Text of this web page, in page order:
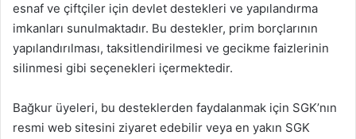
esnaf ve çiftçiler için devlet destekleri ve yapılandırma
imkanları sunulmaktadır. Bu destekler, prim borçlarının
yapılandırılması, taksitlendirilmesi ve gecikme faizlerinin
silinmesi gibi seçenekleri içermektedir.
Bağkur üyeleri, bu desteklerden faydalanmak için SGK’nın
resmi web sitesini ziyaret edebilir veya en yakın SGK